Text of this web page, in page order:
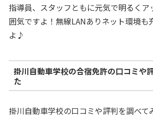
指導員、スタッフともに元気で明るくア
囲気ですよ！無線LANありネット環境も
よ♪
掛川自動車学校の合宿免許の口コミや
た
掛川自動車学校の口コミや評判を調べて